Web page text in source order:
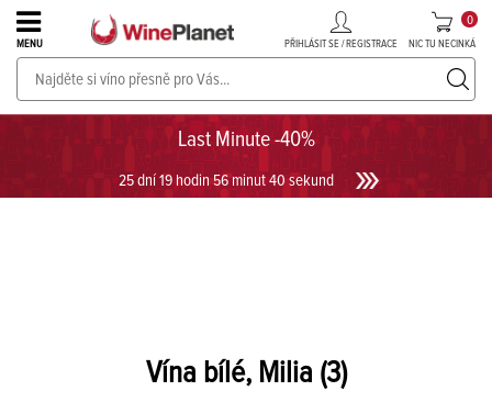
Last Minute -40%
25 dní 19 hodin 56 minut 40 sekund
MENU PŘIHLÁSIT SE / REGISTRACE NIC TU NECINKÁ
0
PROSECCO v akci až do -30%!UKÁZAT PROSECCO
Vína bílé, Milia (3)